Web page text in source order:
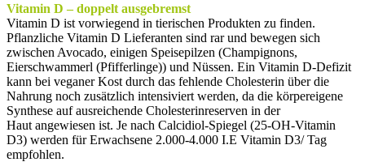
Vitamin D – doppelt ausgebremst
Vitamin D ist vorwiegend in tierischen Produkten zu finden.
Pflanzliche Vitamin D Lieferanten sind rar und bewegen sich
zwischen Avocado, einigen Speisepilzen (Champignons,
Eierschwammerl (Pfifferlinge)) und Nüssen. Ein Vitamin D-Defizit
kann bei veganer Kost durch das fehlende Cholesterin über die
Nahrung noch zusätzlich intensiviert werden, da die körpereigene
Synthese auf ausreichende Cholesterinreserven in der
Haut angewiesen ist. Je nach Calcidiol-Spiegel (25-OH-Vitamin
D3) werden für Erwachsene 2.000-4.000 I.E Vitamin D3/ Tag
empfohlen.